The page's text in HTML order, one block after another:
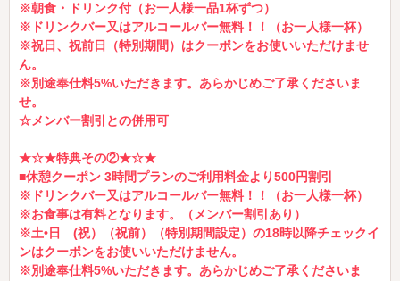
※朝食・ドリンク付（お一人様一品1杯ずつ）
※ドリンクバー又はアルコールバー無料！！（お一人様一杯）
※祝日、祝前日（特別期間）はクーポンをお使いいただけませ
ん。
※別途奉仕料5%いただきます。あらかじめご了承くださいま
せ。
☆メンバー割引との併用可
★☆★特典その②★☆★
■休憩クーポン 3時間プランのご利用料金より500円割引
※ドリンクバー又はアルコールバー無料！！（お一人様一杯）
※お食事は有料となります。（メンバー割引あり）
※土•日 (祝）（祝前）（特別期間設定）の18時以降チェックイ
ンはクーポンをお使いいただけません。
※別途奉仕料5%いただきます。あらかじめご了承くださいま